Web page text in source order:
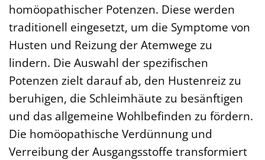
homöopathischer Potenzen. Diese werden
traditionell eingesetzt, um die Symptome von
Husten und Reizung der Atemwege zu
lindern. Die Auswahl der spezifischen
Potenzen zielt darauf ab, den Hustenreiz zu
beruhigen, die Schleimhäute zu besänftigen
und das allgemeine Wohlbefinden zu fördern.
Die homöopathische Verdünnung und
Verreibung der Ausgangsstoffe transformiert